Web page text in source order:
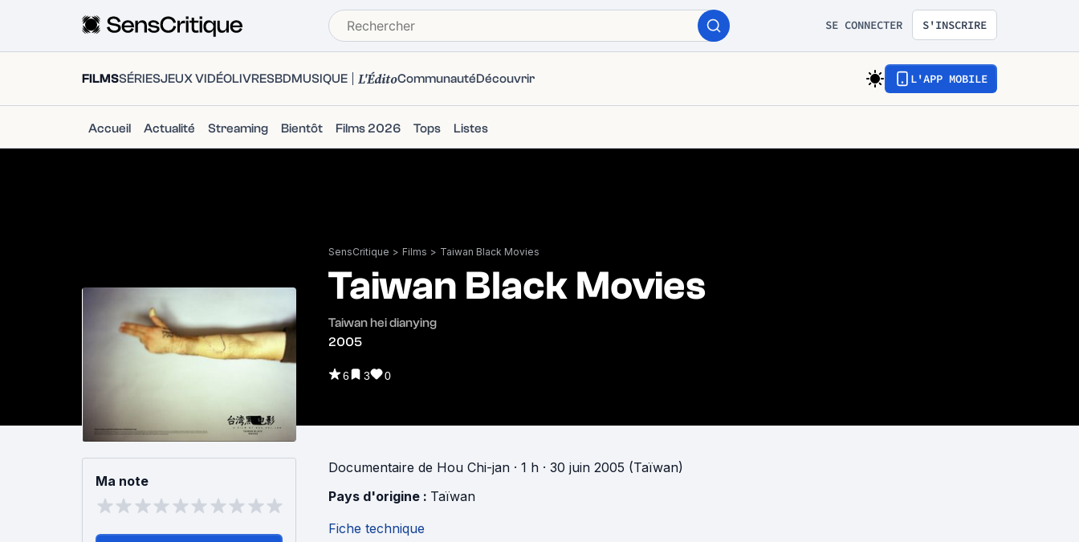
SE CONNECTER S'INSCRIRE
FILMSSÉRIESJEUX VIDÉOLIVRESBDMUSIQUE L'ÉditoCommunautéDécouvrir L'APP MOBILE
Accueil Actualité Streaming Bientôt Films 2026 Tops Listes
SensCritique > Films > Taiwan Black Movies
Taiwan Black Movies
Taiwan hei dianying
2005
6 3 0
Ma note
Documentaire de Hou Chi-jan · 1 h · 30 juin 2005 (Taïwan)
Pays d'origine : Taïwan
Fiche technique